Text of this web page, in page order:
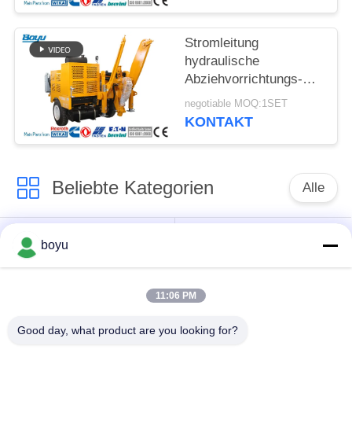
Stromleitung
hydraulische
Abziehvorrichtungs-
Max Pulls 100kn, die
Ausrüstung aufreiht
negotiable MOQ:1SET
KONTAKT
Beliebte Kategorien Alle
Übertragungsleitung,
die Ausrüstung
Spannung, die
Gegendrehdrahtseil
boyu
11:06 PM
Good day, what product are you looking for?